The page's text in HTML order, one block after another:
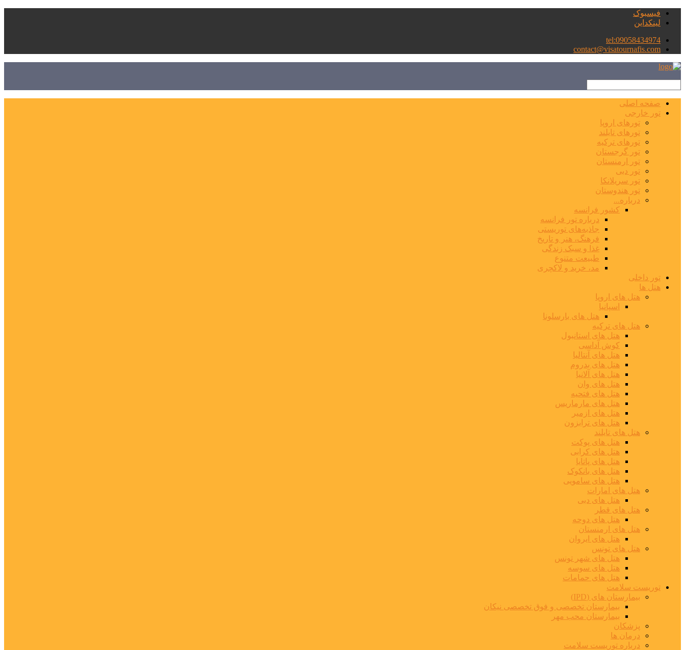
فیسبوک
لینکداین
tel:09058434974
contact@visatournafis.com
صفحه اصلی
تور خارجی
تورهای اروپا
تورهای تایلند
تورهای ترکیه
تور گرجستان
تور ارمنستان
تور دبی
تور سریلانکا
تور هندوستان
درباره...
کشور فرانسه
درباره تور فرانسه
جاذبه‌های توریستی
فرهنگ، هنر و تاریخ
غذا و سبک زندگی
طبیعت متنوع
مد، خرید و لاکچری
تور داخلی
هتل ها
هتل های اروپا
اسپانیا
هتل های بارسلونا
هتل های ترکیه
هتل های استانبول
کوش آداسی
هتل های آنتالیا
هتل های بدروم
هتل های آلانیا
هتل های وان
هتل های فتحیه
هتل های مارماریس
هتل های ازمیر
هتل های ترابزون
هتل های تایلند
هتل های پوکت
هتل های کرابی
هتل های پاتایا
هتل های بانکوک
هتل های سامویی
هتل های امارات
هتل های دبی
هتل های قطر
هتل های دوحه
هتل های ارمنستان
هتل های ایروان
هتل های تونس
هتل های شهر تونس
هتل های سوسه
هتل های حمامات
توریست سلامت
بیمارستان های (IPD)
بیمارستان تخصصی و فوق تخصصی نیکان
بیمارستان محب مهر
پزشکان
درمان ها
درباره توریست سلامت